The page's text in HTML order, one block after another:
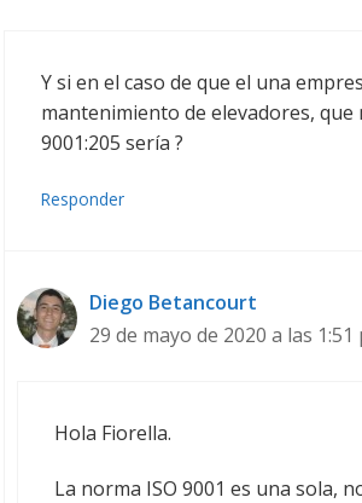
Y si en el caso de que el una
mantenimiento de elevadores, que
9001:205 sería ?
Responder
Diego Betancourt
29 de mayo de 2020 a las 1:51
Hola Fiorella.
La norma ISO 9001 es una sola,